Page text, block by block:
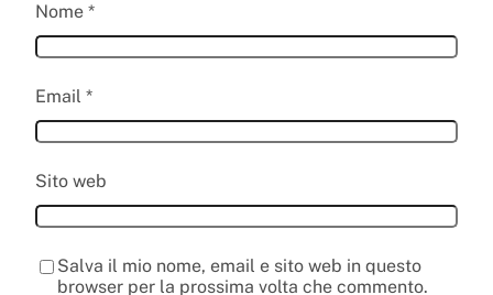
Nome *
Email *
Sito web
Salva il mio nome, email e sito web in questo
browser per la prossima volta che commento.